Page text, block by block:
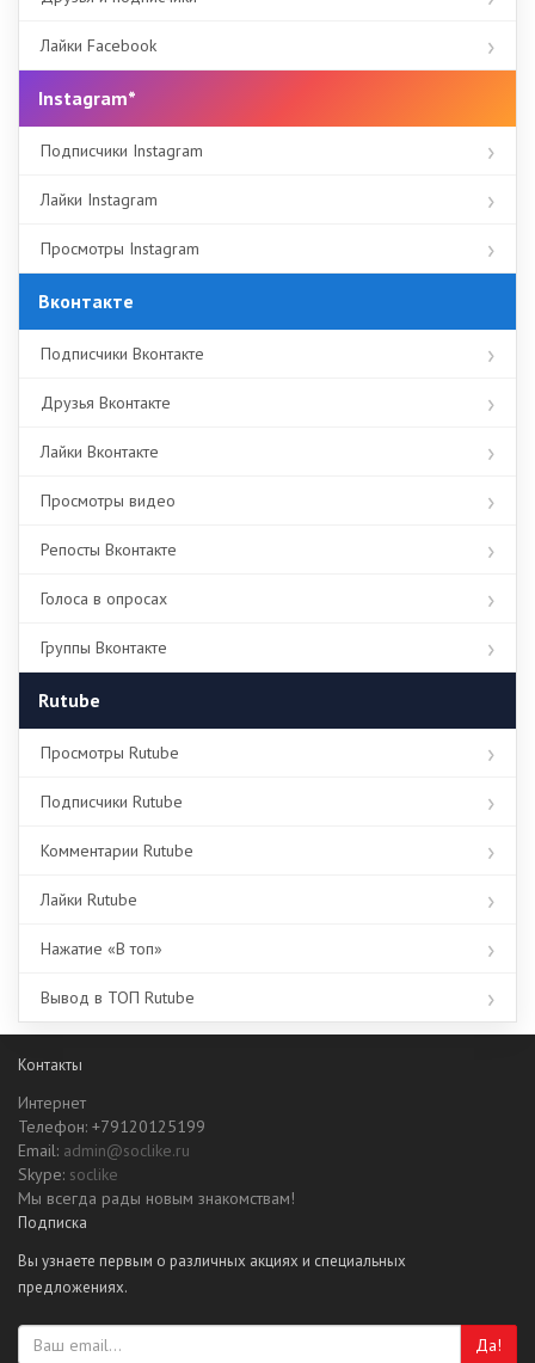
Лайки Facebook
Instagram*
Подписчики Instagram
Лайки Instagram
Просмотры Instagram
Вконтакте
Подписчики Вконтакте
Друзья Вконтакте
Лайки Вконтакте
Просмотры видео
Репосты Вконтакте
Голоса в опросах
Группы Вконтакте
Rutube
Просмотры Rutube
Подписчики Rutube
Комментарии Rutube
Лайки Rutube
Нажатие «В топ»
Вывод в ТОП Rutube
Контакты
Интернет
Телефон: +79120125199
Email: admin@soclike.ru
Skype: soclike
Мы всегда рады новым знакомствам!
Подписка
Вы узнаете первым о различных акциях и специальных
предложениях.
Да!